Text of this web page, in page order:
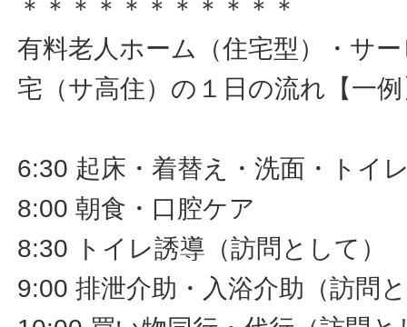
＊＊＊＊＊＊＊＊＊＊＊
有料老人ホーム（住宅型）・サ
宅（サ高住）の１日の流れ【一
6:30 起床・着替え・洗面・トイ
8:00 朝食・口腔ケア
8:30 トイレ誘導（訪問として）
9:00 排泄介助・入浴介助（訪問